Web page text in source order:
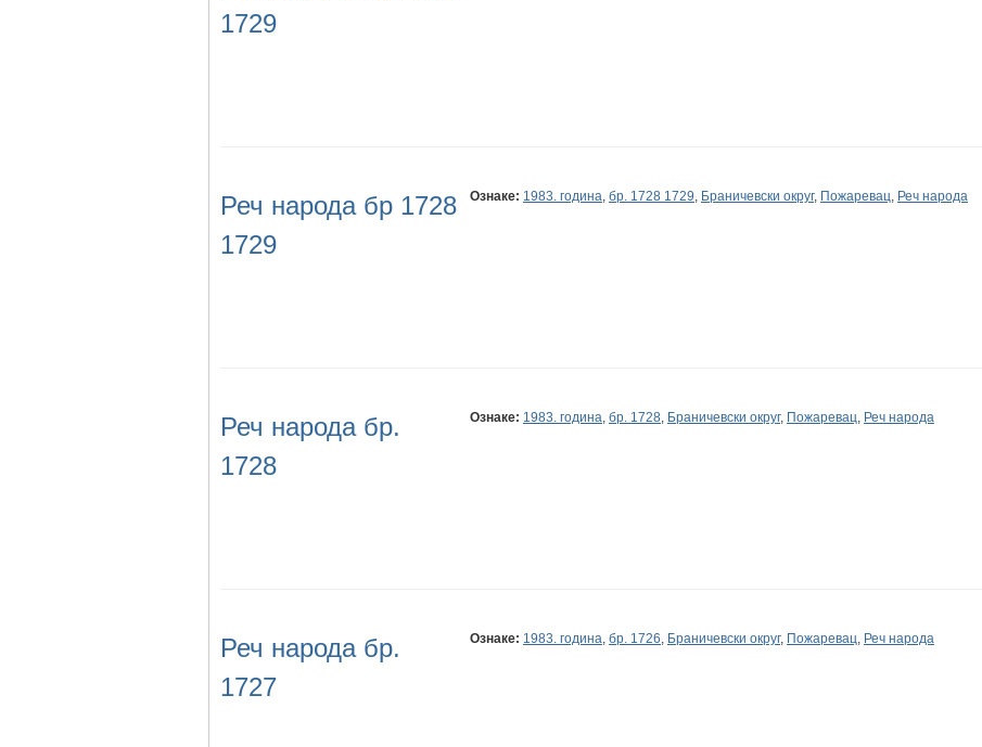
1729
Реч народа бр 1728
1729
Ознаке: 1983. година, бр. 1728 1729, Браничевски округ, Пожаревац, Реч народа
Реч народа бр.
1728
Ознаке: 1983. година, бр. 1728, Браничевски округ, Пожаревац, Реч народа
Реч народа бр.
1727
Ознаке: 1983. година, бр. 1726, Браничевски округ, Пожаревац, Реч народа